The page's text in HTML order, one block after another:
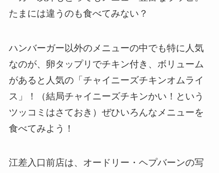
たまには違うのも食べてみない？
ハンバーガー以外のメニューの中でも特に人気
なのが、卵タップリでチキン付き、ボリューム
があると人気の「チャイニーズチキンオムライ
ス」！（結局チャイニーズチキンかい！という
ツッコミはさておき）ぜひいろんなメニューを
食べてみよう！
江差入口前店は、オードリー・ヘプバーンの写